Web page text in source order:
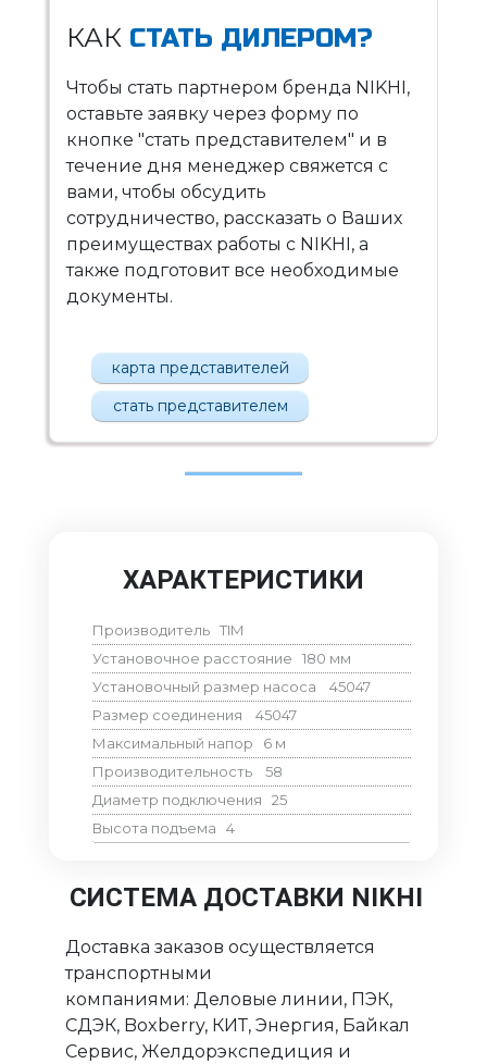
КАК СТАТЬ ДИЛЕРОМ?
Чтобы стать партнером бренда NIKHI,
оставьте заявку через форму по
кнопке "стать представителем" и в
течение дня менеджер свяжется с
вами, чтобы обсудить
сотрудничество, рассказать о Ваших
преимуществах работы с NIKHI, а
также подготовит все необходимые
документы.
карта представителей
стать представителем
ХАРАКТЕРИСТИКИ
Производитель TIM
Установочное расстояние
180 мм
Установочный размер насоса
45047
Размер соединения
45047
Максимальный напор
6 м
Производительность
58
Диаметр подключения
25
Высота подъема
4
СИСТЕМА ДОСТАВКИ NIKHI
Доставка заказов осуществляется
транспортными
компаниями: Деловые линии, ПЭК,
СДЭК, Boxberry, КИТ, Энергия, Байкал
Сервис, Желдорэкспедиция и